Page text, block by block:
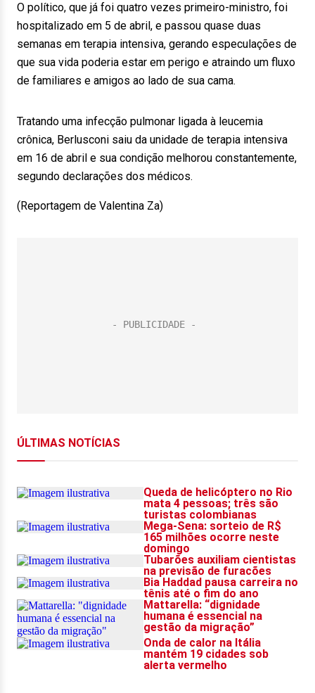
O político, que já foi quatro vezes primeiro-ministro, foi
hospitalizado em 5 de abril, e passou quase duas
semanas em terapia intensiva, gerando especulações de
que sua vida poderia estar em perigo e atraindo um fluxo
de familiares e amigos ao lado de sua cama.
Tratando uma infecção pulmonar ligada à leucemia
crônica, Berlusconi saiu da unidade de terapia intensiva
em 16 de abril e sua condição melhorou constantemente,
segundo declarações dos médicos.
(Reportagem de Valentina Za)